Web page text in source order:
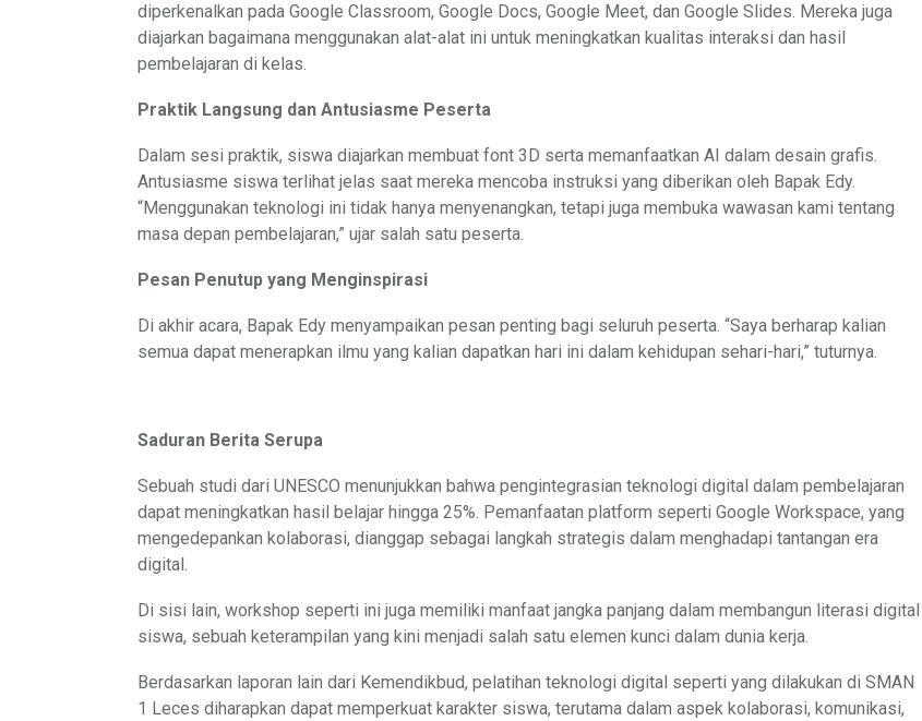
diperkenalkan pada Google Classroom, Google Docs, Google Meet, dan Google Slides. Mereka juga
diajarkan bagaimana menggunakan alat-alat ini untuk meningkatkan kualitas interaksi dan hasil
pembelajaran di kelas.
Praktik Langsung dan Antusiasme Peserta
Dalam sesi praktik, siswa diajarkan membuat font 3D serta memanfaatkan AI dalam desain grafis.
Antusiasme siswa terlihat jelas saat mereka mencoba instruksi yang diberikan oleh Bapak Edy.
“Menggunakan teknologi ini tidak hanya menyenangkan, tetapi juga membuka wawasan kami tentang
masa depan pembelajaran,” ujar salah satu peserta.
Pesan Penutup yang Menginspirasi
Di akhir acara, Bapak Edy menyampaikan pesan penting bagi seluruh peserta. “Saya berharap kalian
semua dapat menerapkan ilmu yang kalian dapatkan hari ini dalam kehidupan sehari-hari,” tuturnya.
Saduran Berita Serupa
Sebuah studi dari UNESCO menunjukkan bahwa pengintegrasian teknologi digital dalam pembelajaran
dapat meningkatkan hasil belajar hingga 25%. Pemanfaatan platform seperti Google Workspace, yang
mengedepankan kolaborasi, dianggap sebagai langkah strategis dalam menghadapi tantangan era
digital.
Di sisi lain, workshop seperti ini juga memiliki manfaat jangka panjang dalam membangun literasi digital
siswa, sebuah keterampilan yang kini menjadi salah satu elemen kunci dalam dunia kerja.
Berdasarkan laporan lain dari Kemendikbud, pelatihan teknologi digital seperti yang dilakukan di SMAN
1 Leces diharapkan dapat memperkuat karakter siswa, terutama dalam aspek kolaborasi, komunikasi,